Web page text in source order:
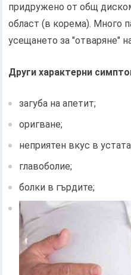
придружено от общ
област (в корема). Много
усещането за "отваряне"
Други характерни
загуба на апетит;
оригване;
неприятен вкус в
главоболие;
болки в гърдите;